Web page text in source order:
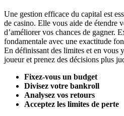
Une gestion efficace du capital est
de casino. Elle vous aide de étendre
d’améliorer vos chances de gagner.
fondamentale avec une exactitude
En définissant des limites et en vous
joueur et prenez des décisions plus
Fixez-vous un budget
Divisez votre bankroll
Analysez vos retours
Acceptez les limites de perte